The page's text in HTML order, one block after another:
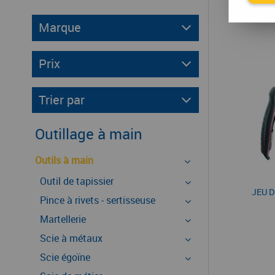
Marque
Prix
Trier par
Outillage à main
Outils à main
Outil de tapissier
Pince à rivets - sertisseuse
Martellerie
Scie à métaux
Scie égoïne
JEU